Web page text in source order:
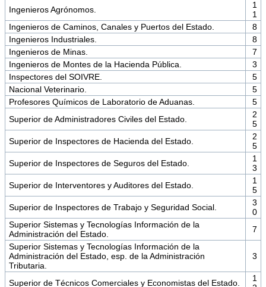
Ingenieros Agrónomos.
1
1
Ingenieros de Caminos, Canales y Puertos del Estado.
8
Ingenieros Industriales.
8
Ingenieros de Minas.
7
Ingenieros de Montes de la Hacienda Pública.
3
Inspectores del SOIVRE.
5
Nacional Veterinario.
5
Profesores Químicos de Laboratorio de Aduanas.
5
Superior de Administradores Civiles del Estado.
2
5
Superior de Inspectores de Hacienda del Estado.
2
5
Superior de Inspectores de Seguros del Estado.
1
3
Superior de Interventores y Auditores del Estado.
1
5
Superior de Inspectores de Trabajo y Seguridad Social.
3
0
Superior Sistemas y Tecnologías Información de la
Administración del Estado.
7
Superior Sistemas y Tecnologías Información de la
Administración del Estado, esp. de la Administración
Tributaria.
3
Superior de Técnicos Comerciales y Economistas del Estado.
1